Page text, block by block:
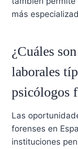
más
¿Cuáles
laborales
psicólogos
Las
forenses en
instituciones